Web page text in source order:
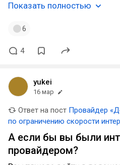
Показать полностью
6
4
yukei
16 мар
Ответ на пост Провайдер
по ограничению скорости
превышает 3 ТБ в месяц
А если бы вы были
провайдером?